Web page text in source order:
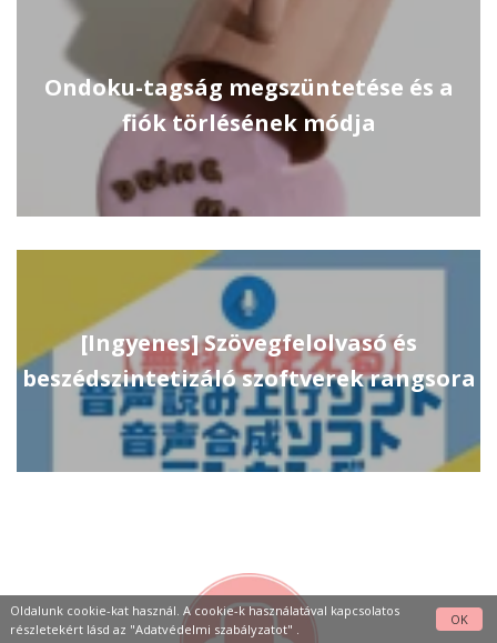
Ondoku-tagság megszüntetése és a
fiók törlésének módja
[Ingyenes] Szövegfelolvasó és
beszédszintetizáló szoftverek rangsora
Oldalunk cookie-kat használ. A cookie-k használatával kapcsolatos
részletekért lásd az "Adatvédelmi szabályzatot"
OK